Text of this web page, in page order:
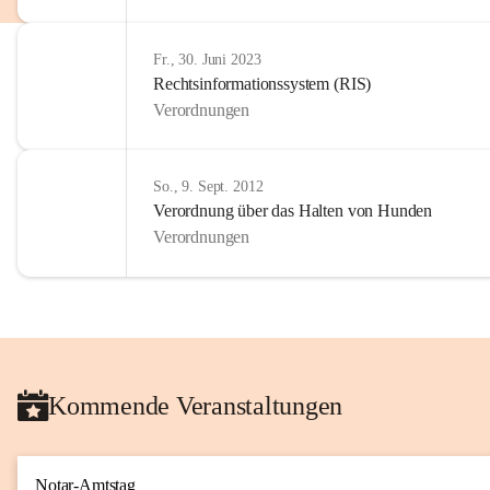
Fr., 30. Juni 2023
Rechtsinformationssystem (RIS)
Verordnungen
So., 9. Sept. 2012
Verordnung über das Halten von Hunden
Verordnungen
Kommende Veranstaltungen
Notar-Amtstag